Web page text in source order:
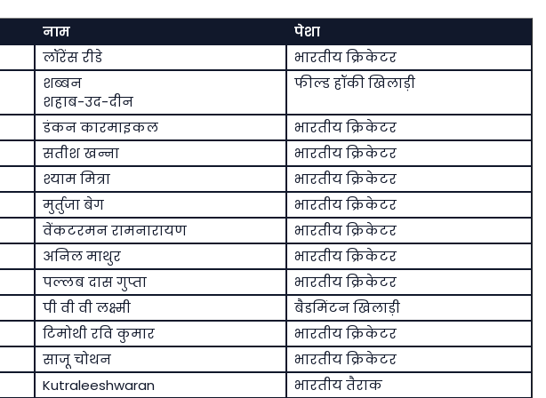
नाम
पेशा
लॉरेंस रीडे
भारतीय क्रिकेटर
शब्बन
शहाब-उद-दीन
फील्ड हॉकी खिलाड़ी
डंकन कारमाइकल
भारतीय क्रिकेटर
सतीश खन्ना
भारतीय क्रिकेटर
श्याम मित्रा
भारतीय क्रिकेटर
मुर्तुजा बेग
भारतीय क्रिकेटर
वेंकटरमन रामनारायण
भारतीय क्रिकेटर
अनिल माथुर
भारतीय क्रिकेटर
पल्लब दास गुप्ता
भारतीय क्रिकेटर
पी वी वी लक्ष्मी
बैडमिंटन खिलाड़ी
टिमोथी रवि कुमार
भारतीय क्रिकेटर
साजू चोथन
भारतीय क्रिकेटर
Kutraleeshwaran भारतीय तैराक